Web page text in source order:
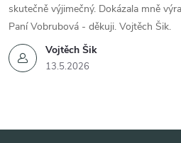
Vojtěch Šik
13.5.2026
skutečně výjimečný. Dokázala mně
Paní Vobrubová - děkuji. Vojtěch Šik.